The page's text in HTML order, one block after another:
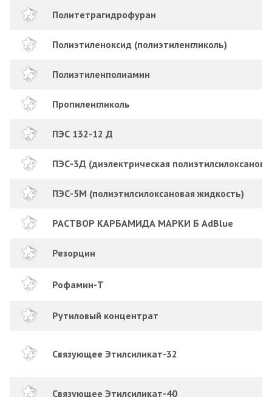
Политетрагидрофуран
Полиэтиленоксид (полиэтиленгликоль)
Полиэтиленполиамин
Пропиленгликоль
ПЭС 132-12 Д
ПЭС-3Д (диэлектрическая
ПЭС-5М (полиэтилсилоксановая жидкость)
РАСТВОР КАРБАМИДА МАРКИ Б AdBlue
Резорцин
Рофамин-Т
Рутиловый концентрат
Связующее Этилсиликат-32
Связующее Этилсиликат-40